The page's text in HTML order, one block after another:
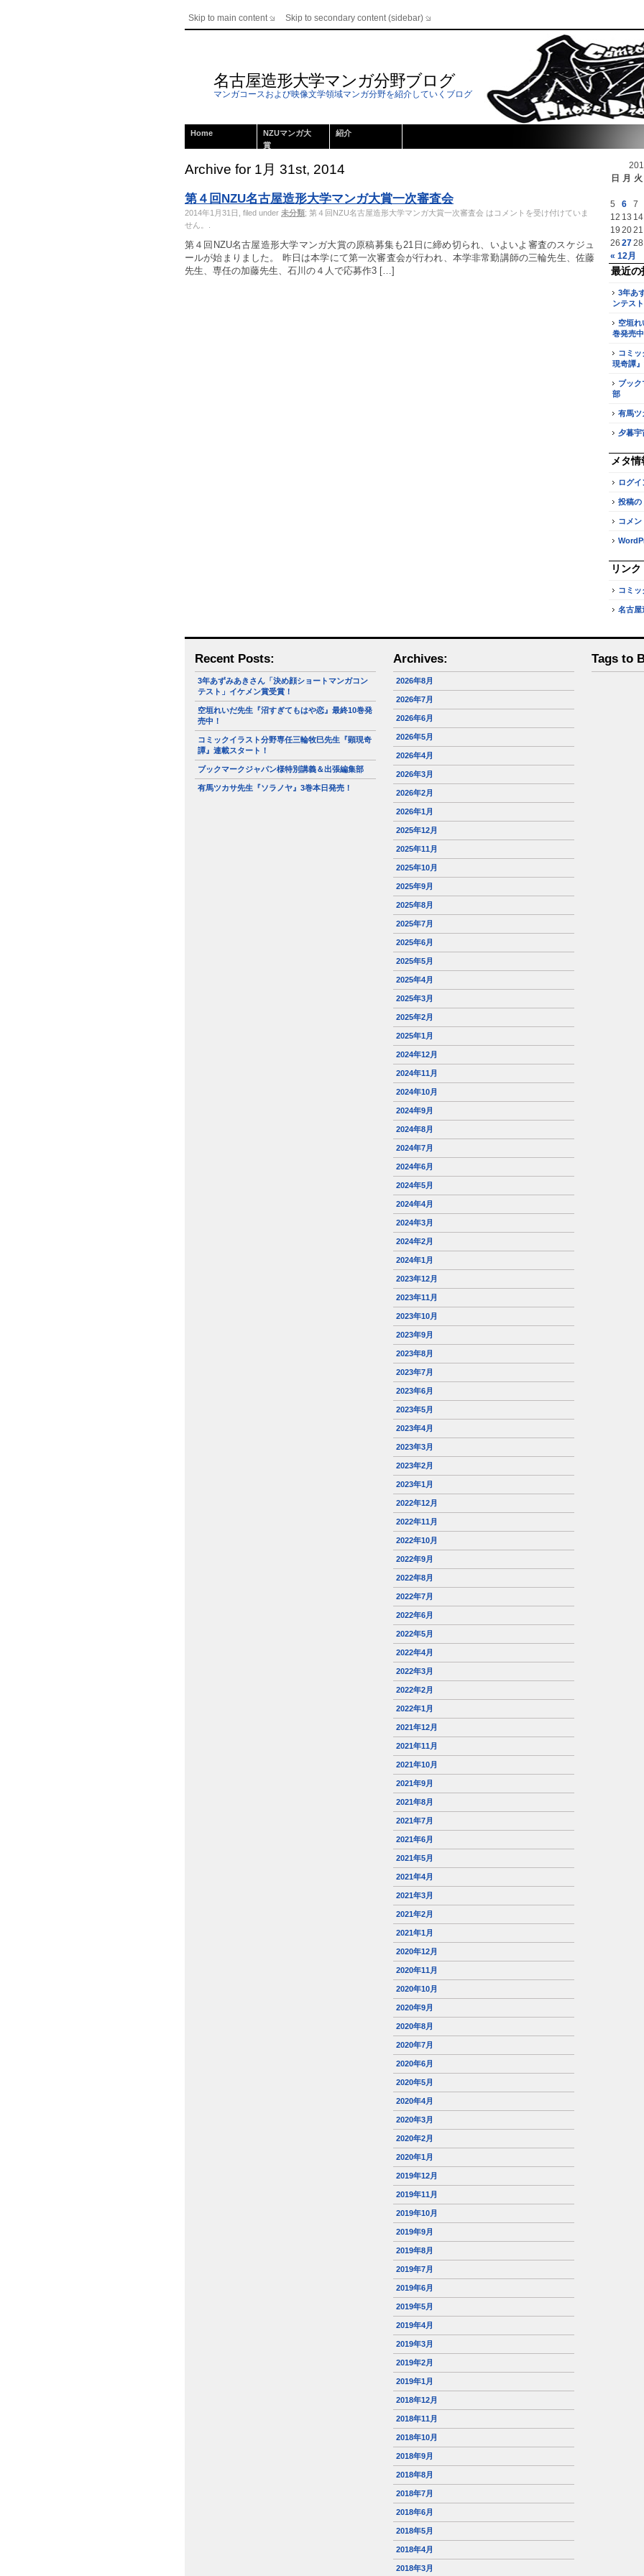
Skip to main content Skip to secondary content (sidebar)
名古屋造形大学マンガ分野ブログ
マンガコースおよび映像文学領域マンガ分野を紹介していくブログ
Home
NZUマンガ大
賞
紹介
Archive for 1月 31st, 2014
第４回NZU名古屋造形大学マンガ大賞一次審査会
2014年1月31日, filed under 未分類; 第４回NZU名古屋造形大学マンガ大賞一次審査会 は コメントを受け付けていま
せん。
第４回NZU名古屋造形大学マンガ大賞の原稿募集も21日に締め切られ、いよいよ審査のスケジュ
ールが始まりました。 昨日は本学にて第一次審査会が行われ、本学非常勤講師の三輪先生、佐藤
先生、専任の加藤先生、石川の４人で応募作3 […]
日 月 火
« 12月
5
6 7
12 13 14
19 2021
26 2728
最近の
3年あ
ンテス
空垣
巻発売中
コミ
現奇譚
ブッ
部
有馬ツ
夕暮宇
メタ情
ログイ
投稿の
コメン
リンク
コミ
名古屋
Recent Posts:
3年あずみあきさん「決め顔ショートマンガコン
テスト」イケメン賞受賞！
空垣れいだ先生『沼すぎてもはや恋』最終10巻発
売中！
コミックイラスト分野専任三輪牧巳先生『顕現奇
譚』連載スタート！
ブックマークジャパン様特別講義＆出張編集部
有馬ツカサ先生『ソラノヤ』3巻本日発売！
Archives:
2026年8月
2026年7月
2026年6月
2026年5月
2026年4月
2026年3月
2026年2月
2026年1月
2025年12月
2025年11月
2025年10月
2025年9月
2025年8月
2025年7月
2025年6月
2025年5月
2025年4月
2025年3月
2025年2月
2025年1月
2024年12月
2024年11月
2024年10月
2024年9月
2024年8月
2024年7月
2024年6月
2024年5月
2024年4月
2024年3月
2024年2月
2024年1月
2023年12月
2023年11月
2023年10月
2023年9月
2023年8月
2023年7月
2023年6月
2023年5月
2023年4月
2023年3月
2023年2月
2023年1月
2022年12月
2022年11月
2022年10月
2022年9月
2022年8月
2022年7月
2022年6月
2022年5月
2022年4月
2022年3月
2022年2月
2022年1月
2021年12月
2021年11月
2021年10月
2021年9月
2021年8月
2021年7月
2021年6月
2021年5月
2021年4月
2021年3月
2021年2月
2021年1月
2020年12月
2020年11月
2020年10月
2020年9月
2020年8月
2020年7月
2020年6月
2020年5月
2020年4月
2020年3月
2020年2月
2020年1月
2019年12月
2019年11月
2019年10月
2019年9月
2019年8月
2019年7月
2019年6月
2019年5月
2019年4月
2019年3月
2019年2月
2019年1月
2018年12月
2018年11月
2018年10月
2018年9月
2018年8月
2018年7月
2018年6月
2018年5月
2018年4月
2018年3月
Tags to